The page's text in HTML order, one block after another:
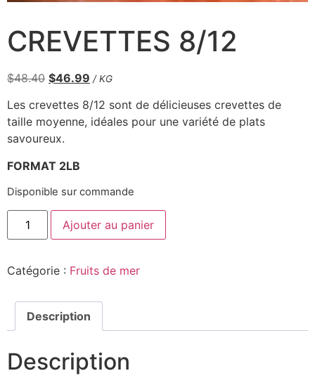
CREVETTES 8/12
$48.40 $46.99 / KG
Les crevettes 8/12 sont de délicieuses crevettes de
taille moyenne, idéales pour une variété de plats
savoureux.
FORMAT 2LB
Disponible sur commande
Ajouter au panier
Catégorie : Fruits de mer
Description
Description